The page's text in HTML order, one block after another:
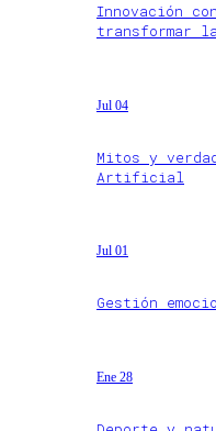
Innovación
transformar
Jul 04
Mitos y
Artificial
Jul 01
Gestión
Ene 28